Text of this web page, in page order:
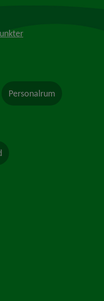
Personalrum